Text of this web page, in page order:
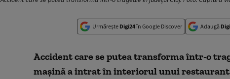
Urmărește Digi24în Google Discover Adaugă
Accident care se putea transforma într-o
mașină a intrat în interiorul unui